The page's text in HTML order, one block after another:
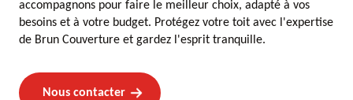
accompagnons pour faire le meilleur choix, adapté à vos
besoins et à votre budget. Protégez votre toit avec l'expertise
de Brun Couverture et gardez l'esprit tranquille.
Nous contacter